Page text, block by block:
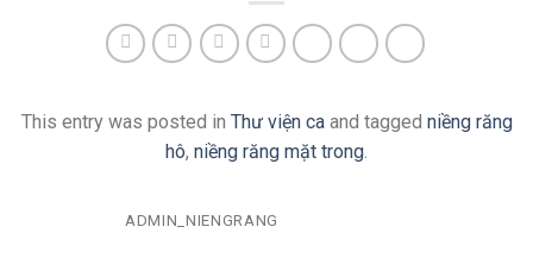
This entry was posted in Thư viện caand tagged niềng răng
hô, niềng răng mặt trong.
ADMIN_NIENGRANG